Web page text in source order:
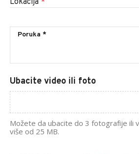
Lokacija *
Ubacite video ili foto
Možete da ubacite do 3 fotografije ili
više od 25 MB.